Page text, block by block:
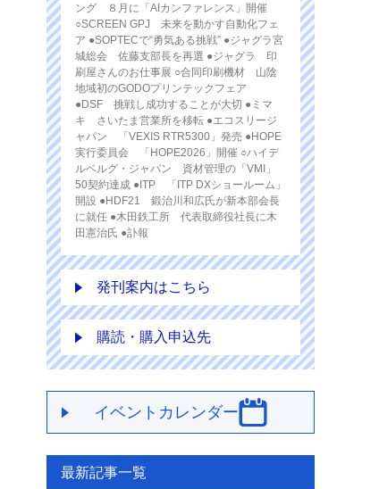
ング ８月に「AIカンファレンス」開催
○SCREEN GPJ 未来を動かす自動化フェ
ア ●SOPTECで“勇気ある挑戦” ●ジャグラ宮
城総会 佐藤支部長を再選 ●ジャグラ 印
刷屋さんのお仕事展 ○合同印刷機材 山陰
地域初のGODOプリンテックフェア
●DSF 挑戦し成功することが大切 ●ミマ
キ さいたま営業所を移転 ●エコスリージ
ャパン 「VEXIS RTR5300」発売 ●HOPE
実行委員会 「HOPE2026」開催 ○ハイデ
ルベルグ・ジャパン 資材管理の「VMI」
50契約達成 ●ITP 「ITP DXショールーム」
開設 ●HDF21 鍛治川和広氏が新本部会長
に就任 ●木田鉄工所 代表取締役社長に木
田憲治氏 ●訃報
発刊案内はこちら
購読・購入申込先
イベントカレンダー
最新記事一覧